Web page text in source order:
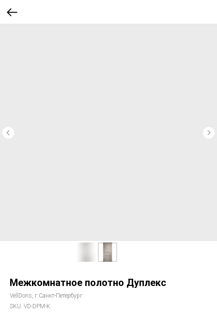
Межкомнатное полотно Дуплекс
VellDoris, г.Санкт-Петербург
SKU: VD-DPM-K